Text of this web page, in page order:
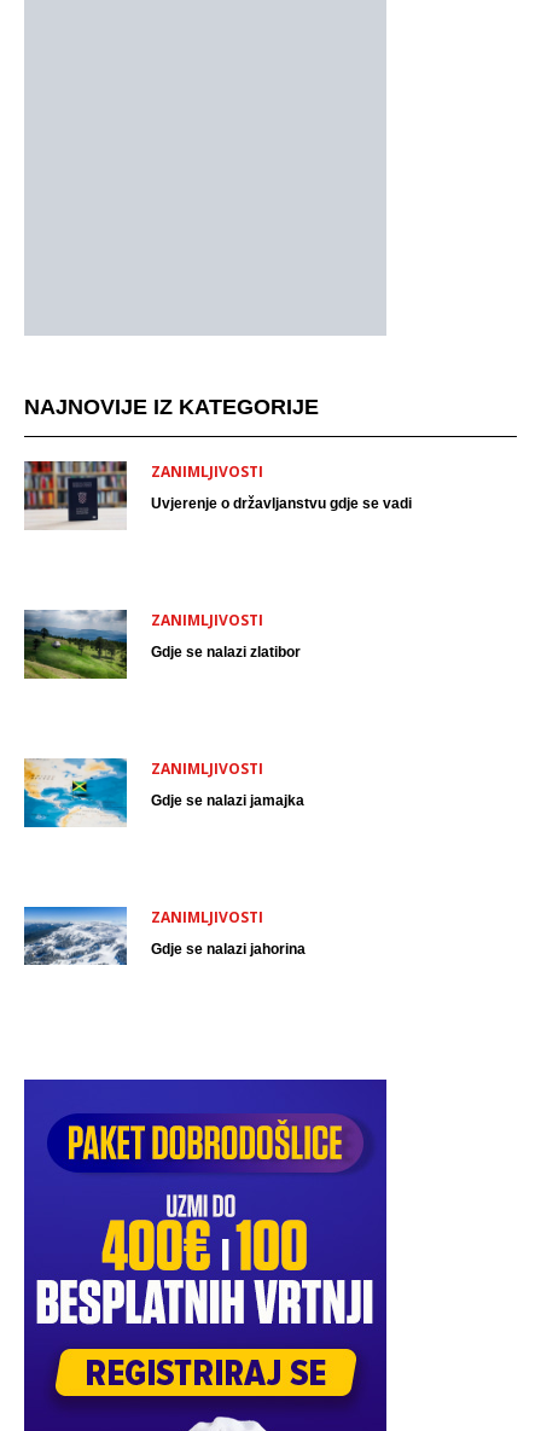
NAJNOVIJE IZ KATEGORIJE
ZANIMLJIVOSTI
Uvjerenje o državljanstvu gdje se vadi
ZANIMLJIVOSTI
Gdje se nalazi zlatibor
ZANIMLJIVOSTI
Gdje se nalazi jamajka
ZANIMLJIVOSTI
Gdje se nalazi jahorina